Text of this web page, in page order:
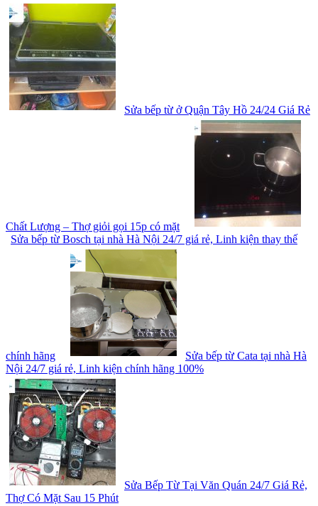
Sửa bếp từ ở Quận Tây Hồ 24/24 Giá Rẻ
Chất Lượng – Thợ giỏi gọi 15p có mặt
Sửa bếp từ Bosch tại nhà Hà Nội 24/7 giá rẻ, Linh kiện thay thế
chính hãng
Sửa bếp từ Cata tại nhà Hà
Nội 24/7 giá rẻ, Linh kiện chính hãng 100%
Sửa Bếp Từ Tại Văn Quán 24/7 Giá Rẻ,
Thợ Có Mặt Sau 15 Phút